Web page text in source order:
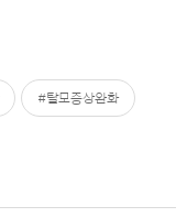
#탈모증상완화